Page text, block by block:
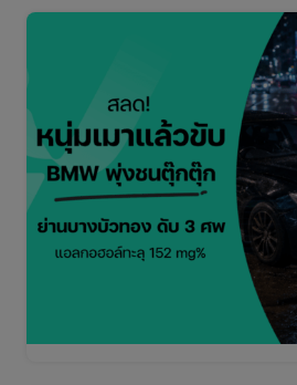
สาย
ป่า
เขา
ใหญ่
สร้าง
วีรกรรม